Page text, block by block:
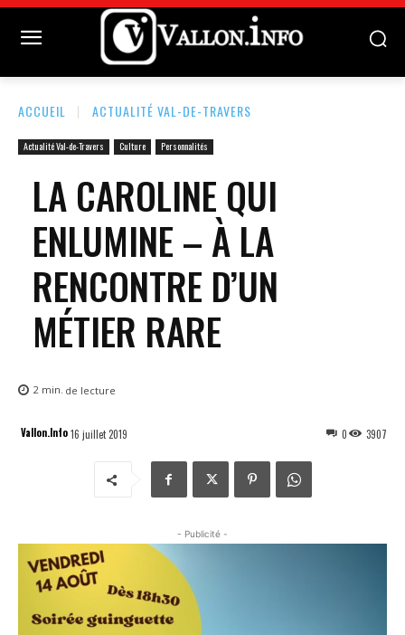
ACCUEIL ACTUALITÉ VAL-DE-TRAVERS
Actualité Val-de-Travers Culture Personnalités
LA CAROLINE QUI
ENLUMINE – À LA
RENCONTRE D’UN
MÉTIER RARE
2 min. de lecture
Vallon.Info16 juillet 2019 3907
0
- Publicité -